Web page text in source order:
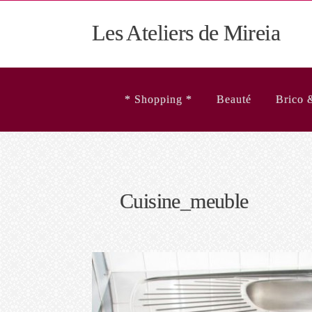
Les Ateliers de Mireia
* Shopping * Beauté Brico
Cuisine_meuble